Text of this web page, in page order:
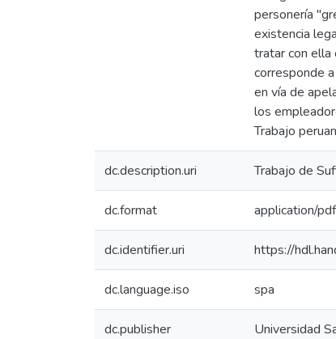
personería
existencia
tratar con ella
corresponde
en vía de
los
Trabajo
dc.description.uri Trabajo de
dc.format application/pdf
dc.identifier.uri https://
dc.language.iso spa
dc.publisher Universidad